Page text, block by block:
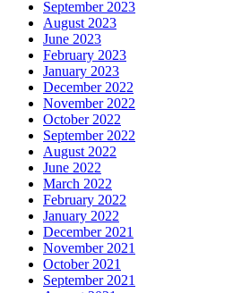
September 2023
August 2023
June 2023
February 2023
January 2023
December 2022
November 2022
October 2022
September 2022
August 2022
June 2022
March 2022
February 2022
January 2022
December 2021
November 2021
October 2021
September 2021